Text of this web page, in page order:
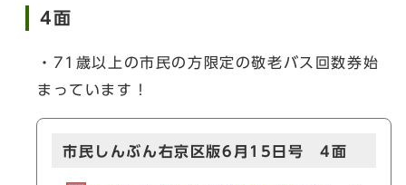
4面
・71歳以上の市民の方限定の敬老バス回数券始
まっています！
市民しんぶん右京区版6月15日号 4面